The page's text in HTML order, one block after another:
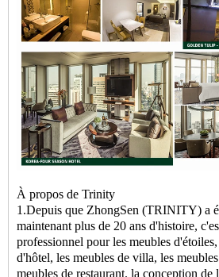
À propos de Trinity
1.Depuis que ZhongSen (TRINITY) a
maintenant plus de 20 ans d'histoire,
professionnel pour les meubles
d'hôtel, les meubles de villa, les
meubles de restaurant. la conception de